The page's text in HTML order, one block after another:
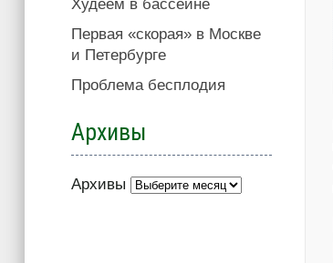
Худеем в бассейне
Первая «скорая» в Москве
и Петербурге
Проблема бесплодия
Архивы
Архивы